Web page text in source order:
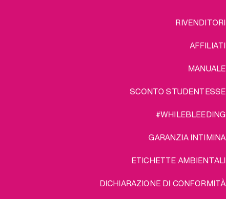
RIVENDITORI
AFFILIATI
MANUALE
SCONTO STUDENTESSE
#WHILEBLEEDING
GARANZIA INTIMINA
ETICHETTE AMBIENTALI
DICHIARAZIONE DI CONFORMITÀ
LEGAL